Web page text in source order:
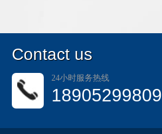
Contact us
24小时服务热线
18905299809